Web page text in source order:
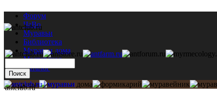
Форум
ЧаВо
Муравьи
Библиотека
Муравьи дома
Мастерская
Каталог
antclub.ru